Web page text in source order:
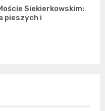
Siekierkowskim:
pieszych i